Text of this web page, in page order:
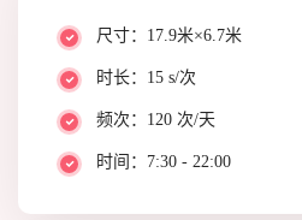
尺寸：17.9米×6.7米
时长：15 s/次
频次：120 次/天
时间：7:30 - 22:00